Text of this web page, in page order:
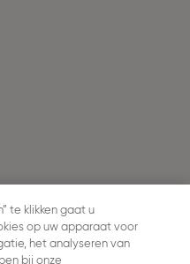
te klikken gaat u
op uw apparaat voor
het analyseren van
bij onze